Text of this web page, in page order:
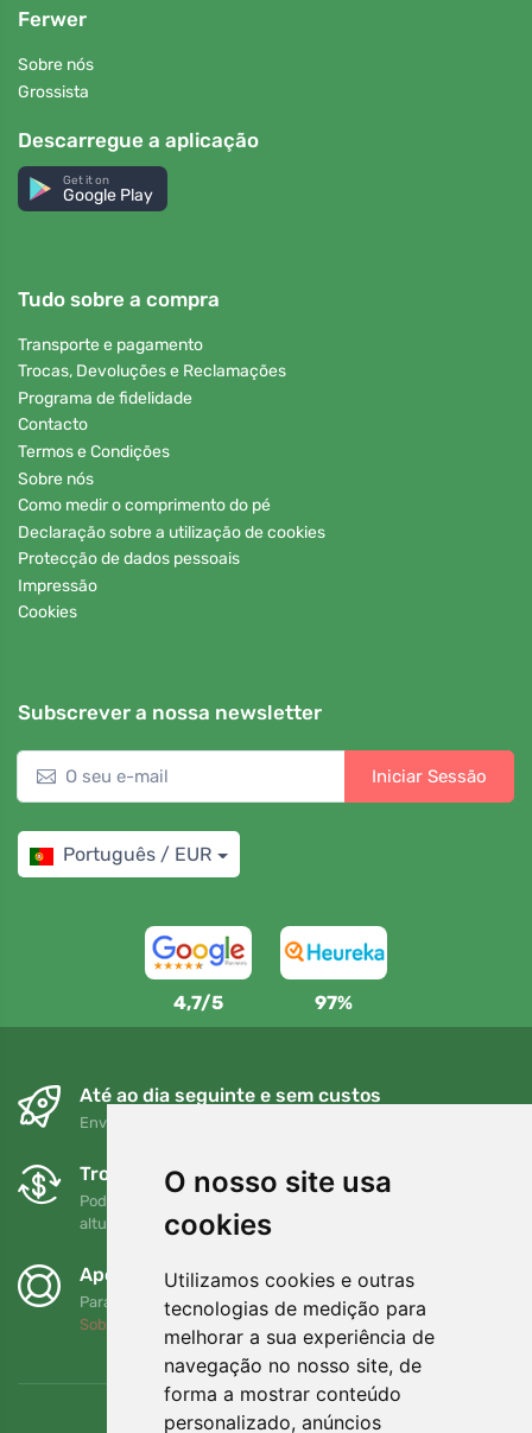
O nosso site usa
cookies
Utilizamos cookies e outras
tecnologias de medição para
melhorar a sua experiência de
navegação no nosso site, de
forma a mostrar conteúdo
personalizado, anúncios
Ferwer
Sobre nós
Grossista
Descarregue a aplicação
Get it on
Google Play
Tudo sobre a compra
Transporte e pagamento
Trocas, Devoluções e Reclamações
Programa de fidelidade
Contacto
Termos e Condições
Sobre nós
Como medir o comprimento do pé
Declaração sobre a utilização de cookies
Protecção de dados pessoais
Impressão
Cookies
Subscrever a nossa newsletter
Iniciar Sessão
Português / EUR
4,7/5 97%
Até ao dia seguinte e sem custos
Envio gratuito para encomendas superiores a 80 EUR
Trocas e devoluções gratuitas
Pode devolver ou trocar a sua encomenda em qualquer
altura no prazo de 90 dias
Apoiamos a Trees.org
Para cada encomenda plantamos uma árvore! Leia mais
Sobre nós